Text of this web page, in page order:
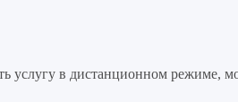
услугу в дистанционном режиме,